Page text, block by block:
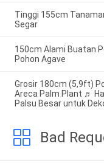
Tinggi 155cm
Segar
150cm Alami Buatan
Pohon Agave
Grosir 180cm (5,9ft)
Areca Palm Plant ♬
Palsu Besar untuk
Bad